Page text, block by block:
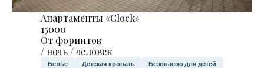
Апартаменты «Clock»
15000
От форинтов
/ ночь / человек
Белье Детская кровать Безопасно для детей